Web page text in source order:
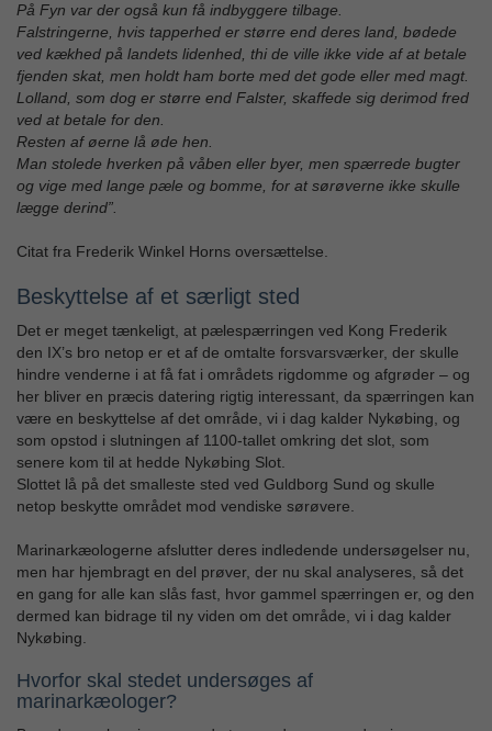
På Fyn var der også kun få indbyggere tilbage.
Falstringerne, hvis tapperhed er større end deres land, bødede
ved kækhed på landets lidenhed, thi de ville ikke vide af at betale
fjenden skat, men holdt ham borte med det gode eller med magt.
Lolland, som dog er større end Falster, skaffede sig derimod fred
ved at betale for den.
Resten af øerne lå øde hen.
Man stolede hverken på våben eller byer, men spærrede bugter
og vige med lange pæle og bomme, for at sørøverne ikke skulle
lægge derind”.
Citat fra Frederik Winkel Horns oversættelse.
Beskyttelse af et særligt sted
Det er meget tænkeligt, at pælespærringen ved Kong Frederik
den IX’s bro netop er et af de omtalte forsvarsværker, der skulle
hindre venderne i at få fat i områdets rigdomme og afgrøder – og
her bliver en præcis datering rigtig interessant, da spærringen kan
være en beskyttelse af det område, vi i dag kalder Nykøbing, og
som opstod i slutningen af 1100-tallet omkring det slot, som
senere kom til at hedde Nykøbing Slot.
Slottet lå på det smalleste sted ved Guldborg Sund og skulle
netop beskytte området mod vendiske sørøvere.
Marinarkæologerne afslutter deres indledende undersøgelser nu,
men har hjembragt en del prøver, der nu skal analyseres, så det
en gang for alle kan slås fast, hvor gammel spærringen er, og den
dermed kan bidrage til ny viden om det område, vi i dag kalder
Nykøbing.
Hvorfor skal stedet undersøges af
marinarkæologer?